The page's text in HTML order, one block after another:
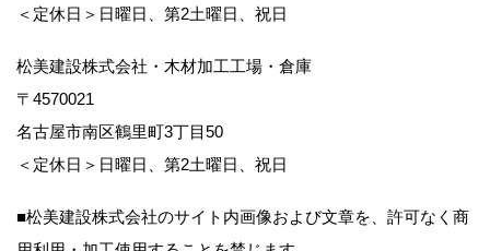
＜定休日＞日曜日、第2土曜日、祝日
松美建設株式会社・木材加工工場・倉庫
〒4570021
名古屋市南区鶴里町3丁目50
＜定休日＞日曜日、第2土曜日、祝日
■松美建設株式会社のサイト内画像および文章を、許可なく商